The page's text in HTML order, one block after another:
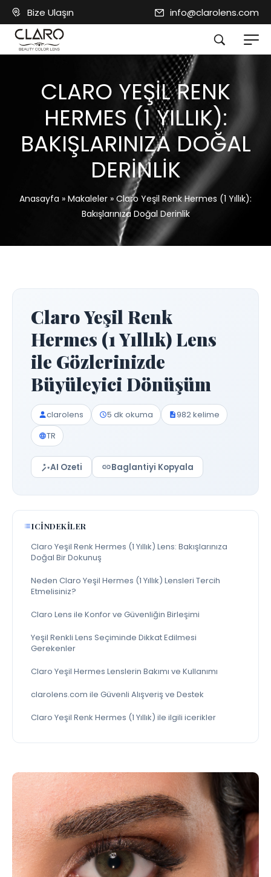
Bize Ulaşın info@clarolens.com
CLARO YEŞIL RENK
HERMES (1 YILLIK):
BAKIŞLARINIZA DOĞAL
DERINLIK
Anasayfa » Makaleler » Claro Yeşil Renk Hermes (1 Yıllık):
Bakışlarınıza Doğal Derinlik
Claro Yeşil Renk
Hermes (1 Yıllık) Lens
ile Gözlerinizde
Büyüleyici Dönüşüm
clarolens 5 dk okuma
982 kelime
TR
AI Ozeti Baglantiyi Kopyala
ICINDEKILER
Claro Yeşil Renk Hermes (1 Yıllık) Lens: Bakışlarınıza
Doğal Bir Dokunuş
Neden Claro Yeşil Hermes (1 Yıllık) Lensleri Tercih
Etmelisiniz?
Claro Lens ile Konfor ve Güvenliğin Birleşimi
Yeşil Renkli Lens Seçiminde Dikkat Edilmesi
Gerekenler
Claro Yeşil Hermes Lenslerin Bakımı ve Kullanımı
clarolens.com ile Güvenli Alışveriş ve Destek
Claro Yeşil Renk Hermes (1 Yıllık) ile ilgili icerikler